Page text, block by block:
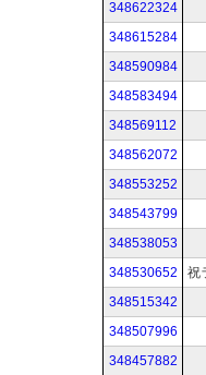
348622324
348615284
348590984
348583494
348569112
348562072
348553252
348543799
348538053
348530652
348515342
348507996
348457882